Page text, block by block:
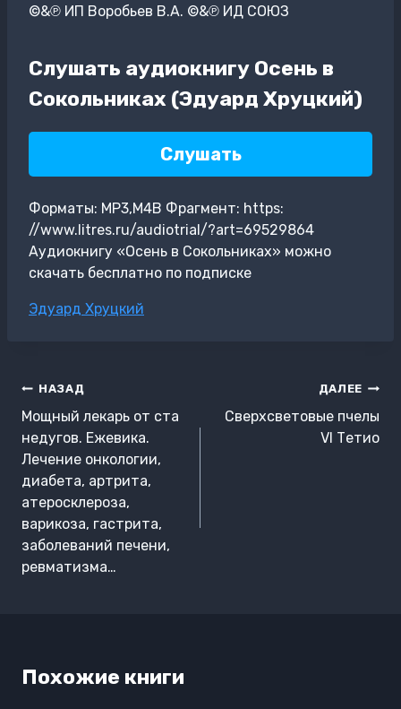
©&℗ ИП Воробьев В.А. ©&℗ ИД СОЮЗ
Слушать аудиокнигу Осень в
Сокольниках (Эдуард Хруцкий)
Слушать
Форматы: MP3,M4B Фрагмент: https:
//www.litres.ru/audiotrial/?art=69529864
Аудиокнигу «Осень в Сокольниках» можно
скачать бесплатно по подписке
Метки
Эдуард Хруцкий
Навигация
по
записям
НАЗАД
Мощный лекарь от ста
недугов. Ежевика.
Лечение онкологии,
диабета, артрита,
атеросклероза,
варикоза, гастрита,
заболеваний печени,
ревматизма…
ДАЛЕЕ
Сверхсветовые пчелы
VI Тетио
Похожие книги